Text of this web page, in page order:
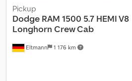
Eltmann 1 176 km
Pickup
Dodge RAM 1500 5.7 HEMI V8
Longhorn Crew Cab